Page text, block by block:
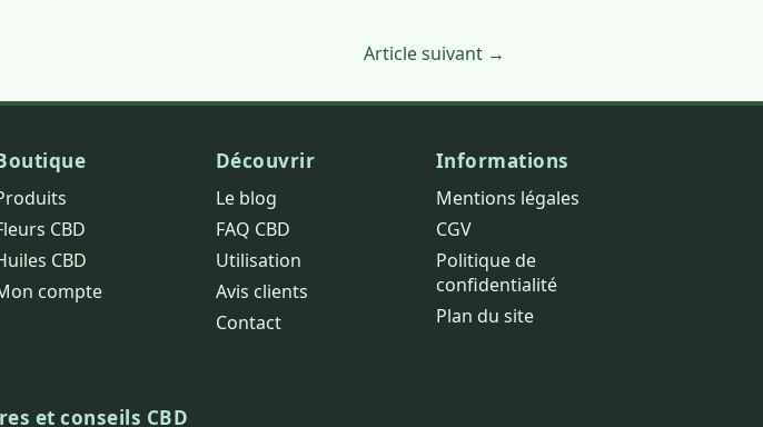
Article suivant →
CBD
CBD
compte
Découvrir
Le blog
FAQ CBD
Utilisation
Avis clients
Contact
Informations
Mentions légales
CGV
Politique de
confidentialité
Plan du site
et conseils CBD